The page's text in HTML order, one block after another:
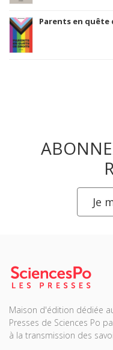
Parents en quête
Je
Maison d'édition dédiée
Presses de Sciences Po
à la transmission des